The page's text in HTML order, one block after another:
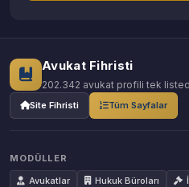
Avukat Fihristi
202.342 avukat profili tek
Site Fihristi Tüm Sayfalar
MODÜLLER
Avukatlar
Hukuk Büroları